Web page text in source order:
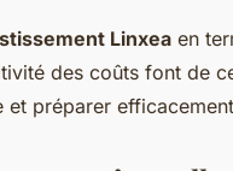
Linxea en
des coûts font de
préparer